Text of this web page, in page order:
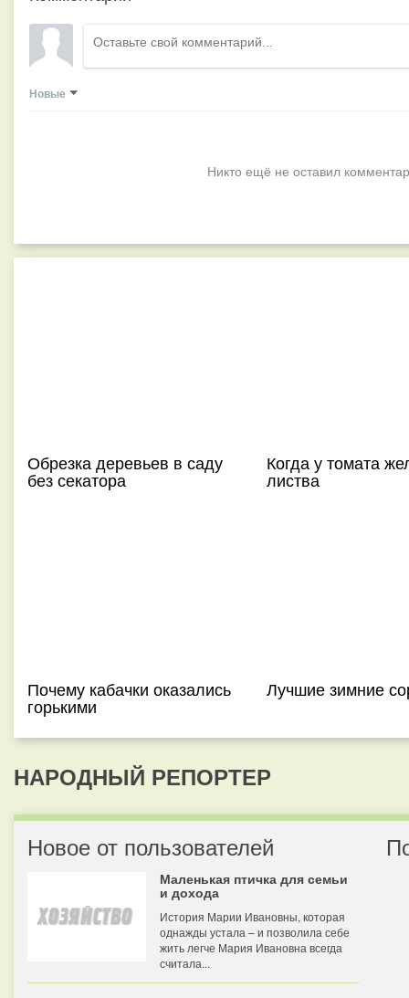
Новые
Никто ещё не оставил
Обрезка деревьев в саду
без секатора
Когда у томата
листва
Почему кабачки оказались
горькими
Лучшие зимние
НАРОДНЫЙ РЕПОРТЕР
Новое от пользователей
Маленькая птичка для семьи
и дохода
История Марии Ивановны, которая
однажды устала – и позволила себе
жить легче Мария Ивановна всегда
считала...